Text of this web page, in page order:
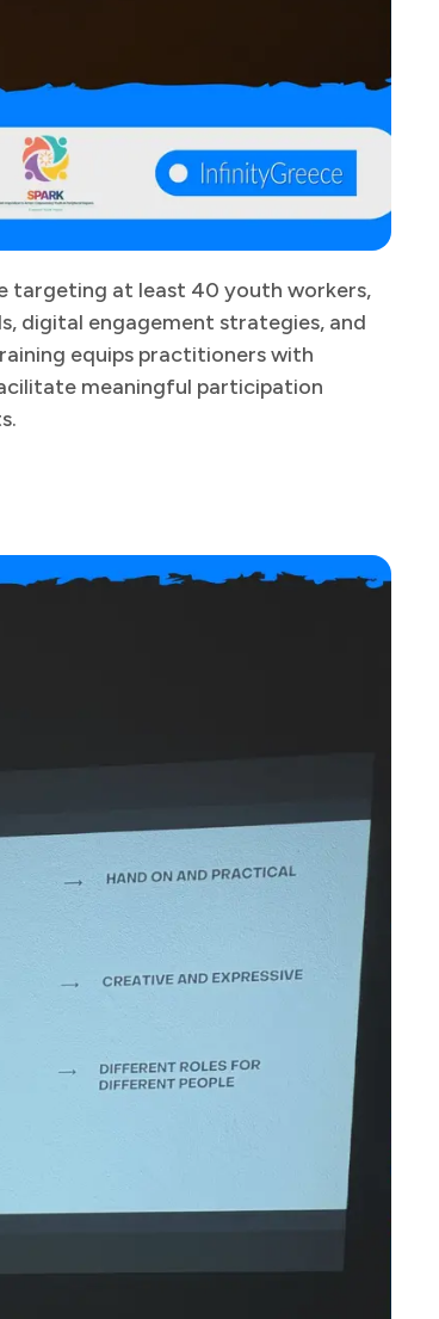
targeting at least 40 youth workers,
digital engagement strategies, and
equips practitioners with
meaningful participation